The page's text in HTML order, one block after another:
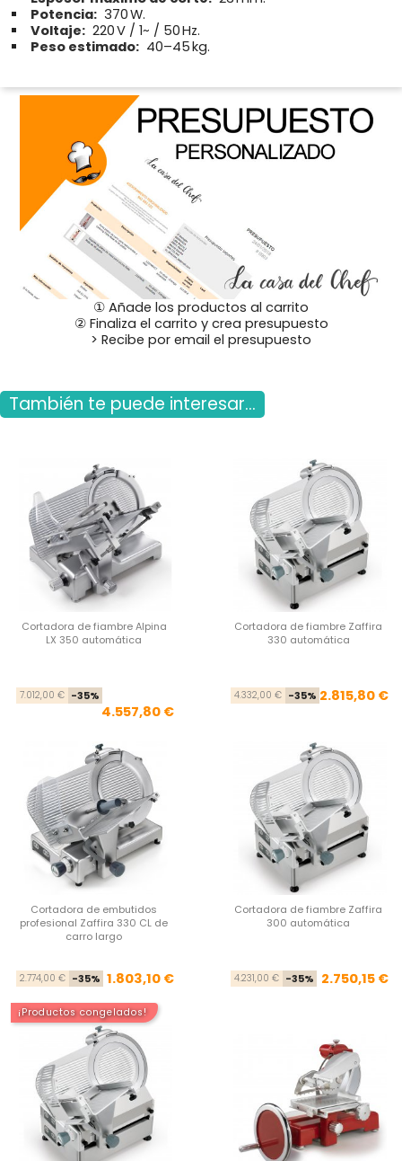
Potencia: 370 W.
Voltaje: 220 V / 1~ / 50 Hz.
Peso estimado: 40–45 kg.
① Añade los productos al carrito
② Finaliza el carrito y crea presupuesto
> Recibe por email el presupuesto
También te puede interesar...
Cortadora de fiambre Alpina
LX 350 automática
Precio base
7.012,00 € -35%
4.557,80 €
Cortadora de fiambre Zaffira
330 automática
4.332,00 € -35% 2.815,80 €
Cortadora de embutidos
profesional Zaffira 330 CL de
carro largo
Precio base
2.774,00 € -35% Precio
1.803,10 €
Cortadora de fiambre Zaffira
300 automática
4.231,00 € -35% 2.750,15 €
¡Productos congelados!